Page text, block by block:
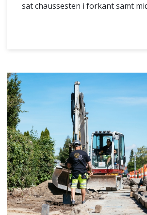
sat chaussesten i forkant samt